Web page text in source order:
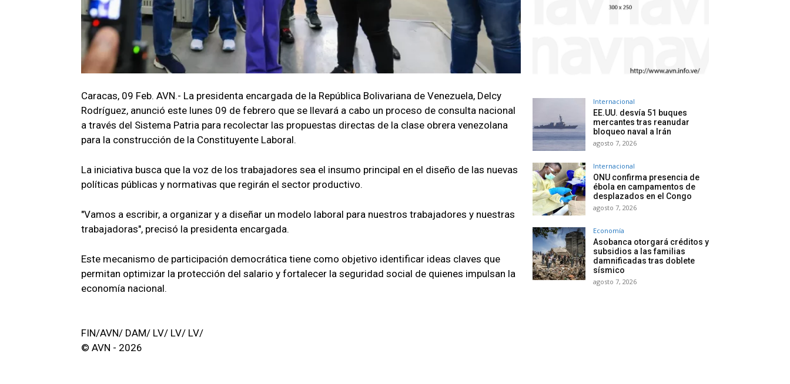
Caracas, 09 Feb. AVN.- La presidenta encargada de la República Bolivariana de Venezuela, Delcy
Rodríguez, anunció este lunes 09 de febrero que se llevará a cabo un proceso de consulta nacional
a través del Sistema Patria para recolectar las propuestas directas de la clase obrera venezolana
para la construcción de la Constituyente Laboral.
La iniciativa busca que la voz de los trabajadores sea el insumo principal en el diseño de las nuevas
políticas públicas y normativas que regirán el sector productivo.
"Vamos a escribir, a organizar y a diseñar un modelo laboral para nuestros trabajadores y nuestras
trabajadoras", precisó la presidenta encargada.
Este mecanismo de participación democrática tiene como objetivo identificar ideas claves que
permitan optimizar la protección del salario y fortalecer la seguridad social de quienes impulsan la
economía nacional.
FIN/AVN/ DAM/ LV/ LV/ LV/
© AVN - 2026
Internacional
EE.UU. desvía 51 buques
mercantes tras reanudar
bloqueo naval a Irán
agosto 7, 2026
Internacional
ONU confirma presencia de
ébola en campamentos de
desplazados en el Congo
agosto 7, 2026
Economía
Asobanca otorgará créditos y
subsidios a las familias
damnificadas tras doblete
sísmico
agosto 7, 2026